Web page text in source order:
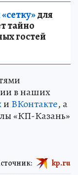
для
тайно
гостей
в наших
и ВКонтакте, а
«КП-Казань»
kp.ru